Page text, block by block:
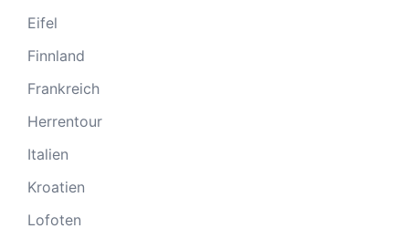
Eifel
Finnland
Frankreich
Herrentour
Italien
Kroatien
Lofoten